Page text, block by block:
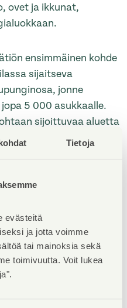
Tietoja
evästeitä
ja jotta voimme
tai mainoksia sekä
toimivuutta. Voit lukea
ovet ja ikkunat,
ensimmäinen kohde
sijaitseva
jonne
5 000 asukkaalle.
sijoittuvaa aluetta
myötä
JVR-Rakenne Oy, ja
työyhteenliittymä KUMP
A-Konsultit Oy ja
Talli Oy. Korttelin